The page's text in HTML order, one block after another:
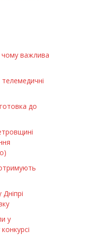
чому важлива
до
у